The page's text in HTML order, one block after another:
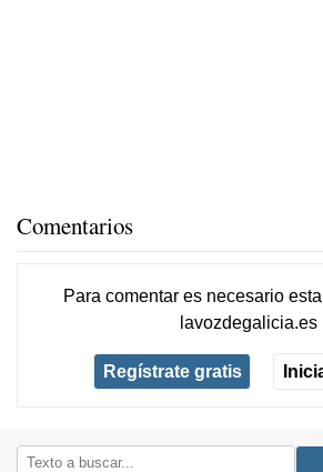
Comentarios
Para comentar es necesario
lavozdegalicia.es
Regístrate gratis